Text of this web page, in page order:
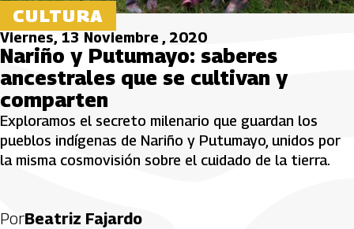
CULTURA
Viernes, 13 Noviembre , 2020
Nariño y Putumayo: saberes
ancestrales que se cultivan y
comparten
Exploramos el secreto milenario que guardan los
pueblos indígenas de Nariño y Putumayo, unidos por
la misma cosmovisión sobre el cuidado de la tierra.
PorBeatriz Fajardo